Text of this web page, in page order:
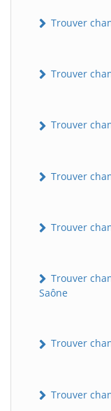
Trouver
Trouver
Trouver
Trouver
Trouver
Trouver
Saône
Trouver
Trouver